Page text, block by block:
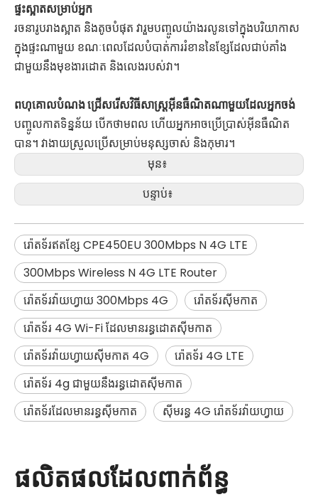
ផ្ទះស្អាតសម្រាប់អ្នក
រចនារូបរាងស្អាត និងតូចបំផុត វារួមបញ្ចូលយ៉ាងរលូនទៅក្នុងបរិយាកាស
ក្នុងផ្ទះណាមួយ ខណៈពេលដែលបំបាត់ការរំខាននៃខ្សែដែលជាប់គាំង
ជាមួយនឹងមុខងារដោត និងលេងរបស់វា។
ពហុគោលបំណង ជ្រើសរើសវិធីសាស្ត្រអ៊ីនធឺណិតណាមួយដែលអ្នកចង់
បញ្ចូលកាតទិន្នន័យ បើកថាមពល ហើយអ្នកអាចប្រើប្រាស់អ៊ីនធឺណិត
បាន។ វាងាយស្រួលប្រើសម្រាប់មនុស្សចាស់ និងកុមារ។
មុន៖
បន្ទាប់៖
រ៉ោតទ័រឥតខ្សែ CPE450EU 300Mbps N 4G LTE
300Mbps Wireless N 4G LTE Router
រ៉ោតទ័រវ៉ាយហ្វាយ 300Mbps 4G
រ៉ោតទ័រស៊ីមកាត
រ៉ោតទ័រ 4G Wi-Fi ដែលមានរន្ធដោតស៊ីមកាត
រ៉ោតទ័រវ៉ាយហ្វាយស៊ីមកាត 4G
រ៉ោតទ័រ 4G LTE
រ៉ោតទ័រ 4g ជាមួយនឹងរន្ធដោតស៊ីមកាត
រ៉ោតទ័រដែលមានរន្ធស៊ីមកាត
ស៊ីមរន្ធ 4G រ៉ោតទ័រវ៉ាយហ្វាយ
ផលិតផលដែលពាក់ព័ន្ធ